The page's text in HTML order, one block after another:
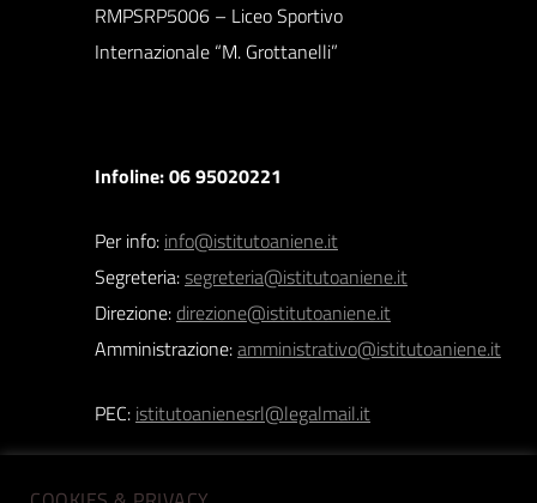
RMPSRP5006 – Liceo Sportivo
Internazionale “M. Grottanelli”
Infoline: 06 95020221
Per info: info@istitutoaniene.it
Segreteria:segreteria@istitutoaniene.it
Direzione: direzione@istitutoaniene.it
Amministrazione:amministrativo@istitutoaniene.it
PEC: istitutoanienesrl@legalmail.it